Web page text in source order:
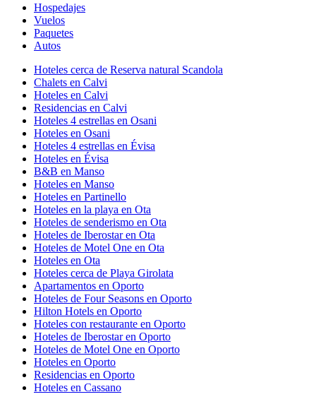
Hospedajes
Vuelos
Paquetes
Autos
Hoteles cerca de Reserva natural Scandola
Chalets en Calvi
Hoteles en Calvi
Residencias en Calvi
Hoteles 4 estrellas en Osani
Hoteles en Osani
Hoteles 4 estrellas en Évisa
Hoteles en Évisa
B&B en Manso
Hoteles en Manso
Hoteles en Partinello
Hoteles en la playa en Ota
Hoteles de senderismo en Ota
Hoteles de Iberostar en Ota
Hoteles de Motel One en Ota
Hoteles en Ota
Hoteles cerca de Playa Girolata
Apartamentos en Oporto
Hoteles de Four Seasons en Oporto
Hilton Hotels en Oporto
Hoteles con restaurante en Oporto
Hoteles de Iberostar en Oporto
Hoteles de Motel One en Oporto
Hoteles en Oporto
Residencias en Oporto
Hoteles en Cassano